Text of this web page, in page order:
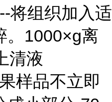
将组织加入适
。1000×g离
清液
样品不立即